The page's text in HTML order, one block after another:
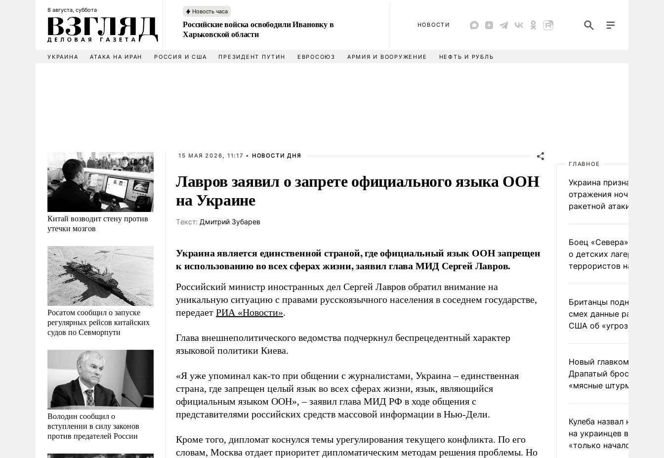
8 августа, суббота Новость часа
Российские войска освободили Ивановку в
Харьковской области
НОВОСТИ
УКРАИНА АТАКА НА ИРАН РОССИЯ И США ПРЕЗИДЕНТ ПУТИН ЕВРОСОЮЗ АРМИЯ И ВООРУЖЕНИЕ НЕФТЬ И РУБЛЬ
Китай возводит стену против
утечки мозгов
Росатом сообщил о запуске
регулярных рейсов китайских
судов по Севморпути
Володин сообщил о
вступлении в силу законов
против предателей России
15 МАЯ 2026, 11:17 • НОВОСТИ ДНЯ
Лавров заявил о запрете официального языка ООН
на Украине
Tекст: Дмитрий Зубарев
Украина является единственной страной, где официальный язык ООН запрещен
к использованию во всех сферах жизни, заявил глава МИД Сергей Лавров.
Российский министр иностранных дел Сергей Лавров обратил внимание на
уникальную ситуацию с правами русскоязычного населения в соседнем государстве,
передает РИА «Новости».
Глава внешнеполитического ведомства подчеркнул беспрецедентный характер
языковой политики Киева.
«Я уже упоминал как-то при общении с журналистами, Украина – единственная
страна, где запрещен целый язык во всех сферах жизни, язык, являющийся
официальным языком ООН», – заявил глава МИД РФ в ходе общения с
представителями российских средств массовой информации в Нью-Дели.
Кроме того, дипломат коснулся темы урегулирования текущего конфликта. По его
словам, Москва отдает приоритет дипломатическим методам решения проблемы. Но
ГЛАВНОЕ
Украина признала
отражения ночной
ракетной атаки
Боец «Севера»
о детских лагерях
террористов на
Британцы подняли на
смех данные разведки
США об «угрозе
Новый главком ВСУ
Драпатый бросил
«мясные штурмы»
Кулеба назвал
на украинцев в Польше
«только началом»